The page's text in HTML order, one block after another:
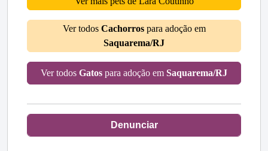
Ver todos Cachorrospara adoção em
Saquarema/RJ
Ver todos Gatos para adoção em Saquarema/RJ
Denunciar